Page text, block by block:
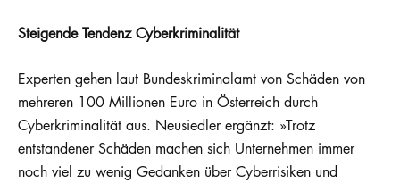
Steigende Tendenz Cyberkriminalität
Experten gehen laut Bundeskriminalamt von Schäden von
mehreren 100 Millionen Euro in Österreich durch
Cyberkriminalität aus. Neusiedler ergänzt: »Trotz
entstandener Schäden machen sich Unternehmen immer
noch viel zu wenig Gedanken über Cyberrisiken und